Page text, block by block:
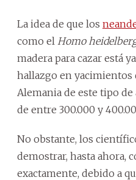
La idea de que los
como el Homo
madera para cazar está
hallazgo en yacimientos
Alemania de este tipo
de entre 300.000 y
No obstante, los
demostrar, hasta ahora,
exactamente, debido a